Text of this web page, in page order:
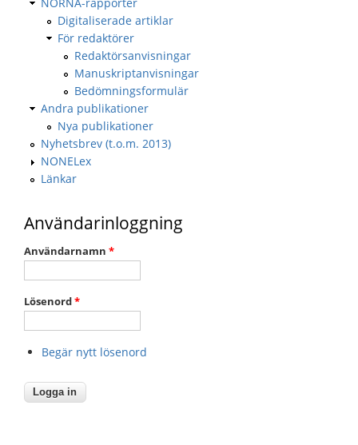
Digitaliserade artiklar
För redaktörer
Redaktörsanvisningar
Manuskriptanvisningar
Bedömningsformulär
Andra publikationer
Nya publikationer
Nyhetsbrev (t.o.m. 2013)
NONELex
Länkar
Användarinloggning
Användarnamn *
Lösenord*
Begär nytt lösenord